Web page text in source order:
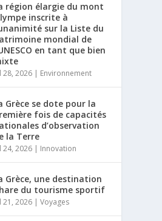
région élargie du mont
inscrite à
sur la Liste du
mondial de
en tant que bien
28, 2026 | Environnement
Grèce se dote pour la
fois de capacités
d’observation
la Terre
24, 2026 | Innovation
Grèce, une destination
du tourisme sportif
21, 2026 |Voyages